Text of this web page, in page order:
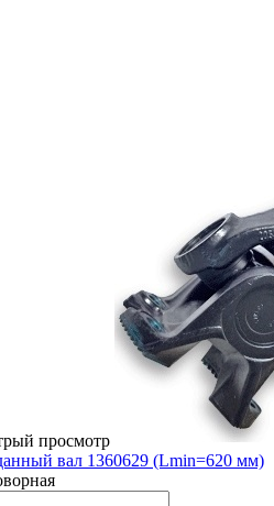
просмотр
вал 1360629 (Lmin=620 мм)